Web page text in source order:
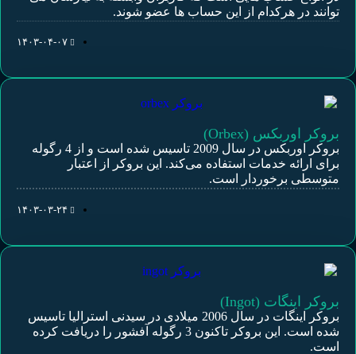
توانند در هرکدام از این حساب ها عضو شوند.
۱۴۰۳-۰۴-۰۷
بروکر اوربکس (Orbex)
بروکر اوربکس در سال 2009 تاسیس شده است و از 4 رگوله
برای ارائه خدمات استفاده می‌کند. این بروکر از اعتبار
متوسطی برخوردار است.
۱۴۰۳-۰۳-۲۴
بروکر اینگات (Ingot)
بروکر اینگات در سال 2006 میلادی در سیدنی استرالیا تاسیس
شده است. این بروکر تاکنون 3 رگوله آفشور را دریافت کرده
است.